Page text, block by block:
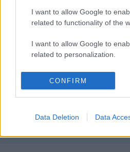
I want to allow Google to
related to functionality of the
I want to allow Google to
related to personalization.
I want to allow Google to
functionality and fraud
CONFIRM
Data Deletion Data
Üzemanyag: Benzin
TOVÁBBI
Kövess minket a